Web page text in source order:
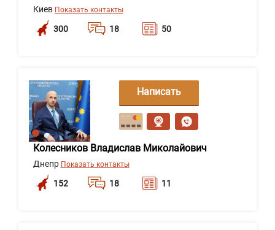
Киев Показать контакты
300 18 50
Колесников Владислав Миколайович
Днепр Показать контакты
152 18 11
Написать
сообщение